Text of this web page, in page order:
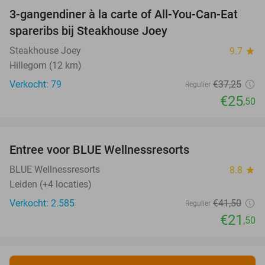
32%
3-gangendiner à la carte of All-You-Can-Eat
spareribs bij Steakhouse Joey
Steakhouse Joey 9.7 star
Hillegom (12 km)
Verkocht: 79
Regulier €37,25
€25,50
Entree voor BLUE Wellnessresorts
BLUE Wellnessresorts 8.8 star
Leiden (+4 locaties)
Verkocht: 2.585
Regulier €41,50
€21 ,50